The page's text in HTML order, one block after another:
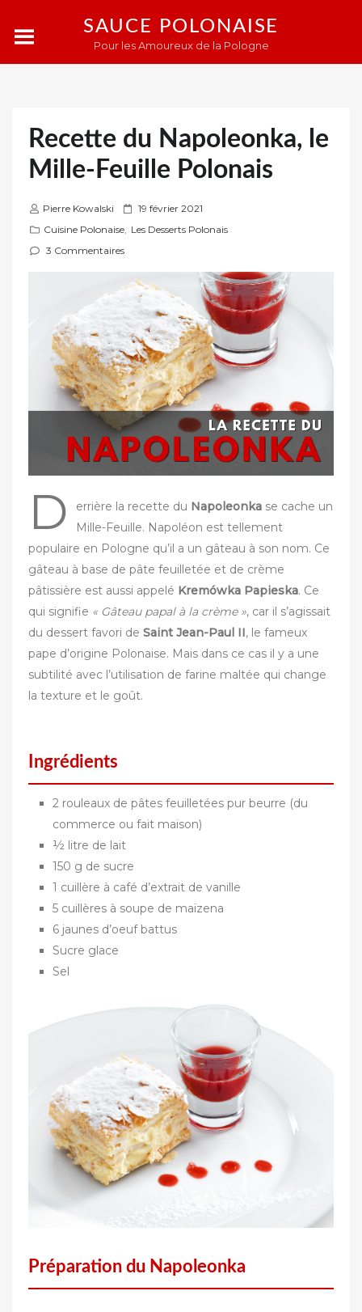
SAUCE POLONAISE
Pour les Amoureux de la Pologne
Recette du Napoleonka, le
Mille-Feuille Polonais
Pierre Kowalski
P
u
i
s
u
r
19 février 2021
Cuisine Polonaise, Les Desserts Polonais
3 Commentaires
D errière la recette du Napoleonka se cache un
Mille-Feuille. Napoléon est tellement
populaire en Pologne qu’il a un gâteau à son nom. Ce
gâteau à base de pâte feuilletée et de crème
pâtissière est aussi appelé Kremówka Papieska. Ce
qui signifie « Gâteau papal à la crème », car il s’agissait
du dessert favori de Saint Jean-Paul II, le fameux
pape d’origine Polonaise. Mais dans ce cas il y a une
subtilité avec l’utilisation de farine maltée qui change
la texture et le goût.
Ingrédients
2 rouleaux de pâtes feuilletées pur beurre (du
commerce ou fait maison)
½ litre de lait
150 g de sucre
1 cuillère à café d’extrait de vanille
5 cuillères à soupe de maïzena
6 jaunes d’oeuf battus
Sucre glace
Sel
Préparation du Napoleonka